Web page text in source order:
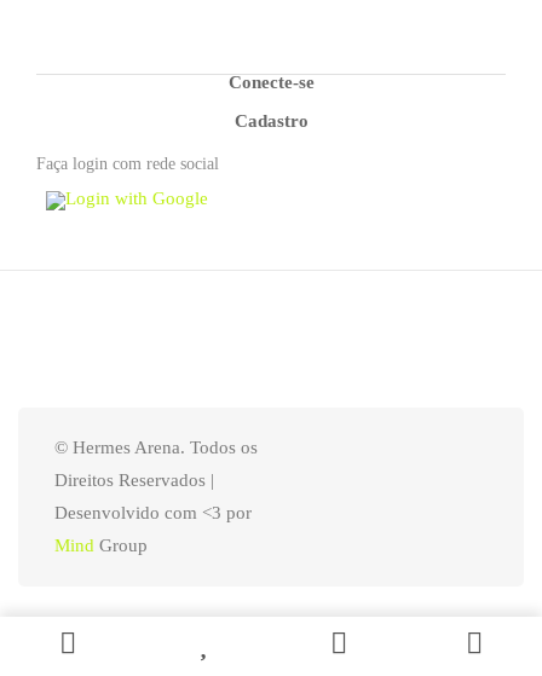
Conecte-se
Cadastro
Faça login com rede social
Login with Google
© Hermes Arena. Todos os
Direitos Reservados |
Desenvolvido com <3 por
Mind Group